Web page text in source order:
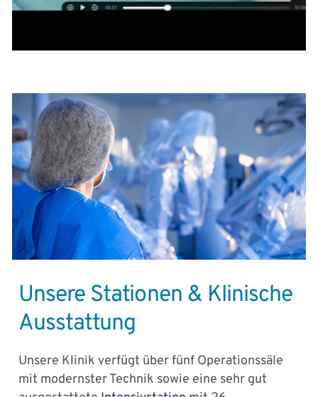
Unsere Stationen & Klinische
Ausstattung
Unsere Klinik verfügt über fünf Operationssäle
mit modernster Technik sowie eine sehr gut